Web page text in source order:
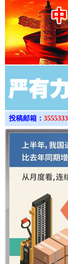
投稿邮箱：